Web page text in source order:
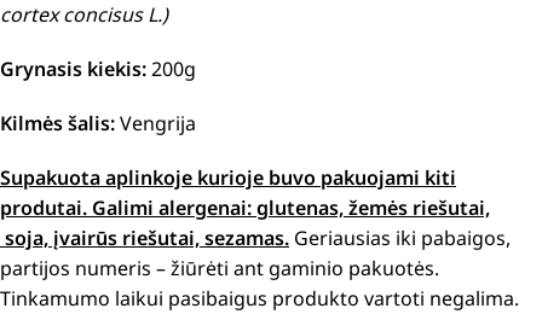
cortex concisus L.)
Grynasis kiekis:200g
Kilmės šalis:Vengrija
Supakuota aplinkoje kurioje buvo pakuojami kiti
produtai. Galimi alergenai: glutenas, žemės riešutai,
soja, įvairūs riešutai, sezamas. Geriausias iki pabaigos,
partijos numeris – žiūrėti ant gaminio pakuotės.
Tinkamumo laikui pasibaigus produkto vartoti negalima.